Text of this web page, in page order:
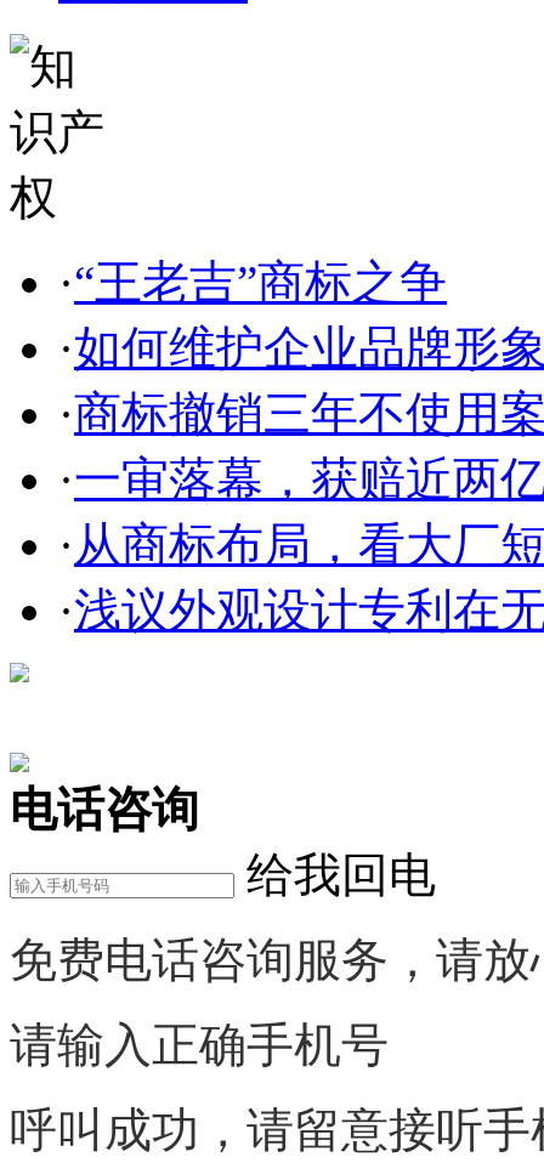
·“王老吉”商标之争
·如何维护企业品牌形
·商标撤销三年不使用
·一审落幕，获赔近两
·从商标布局，看大厂
·浅议外观设计专利在
电话咨询
给我回电
免费电话咨询服务，请放
请输入正确手机号
呼叫成功，请留意接听手